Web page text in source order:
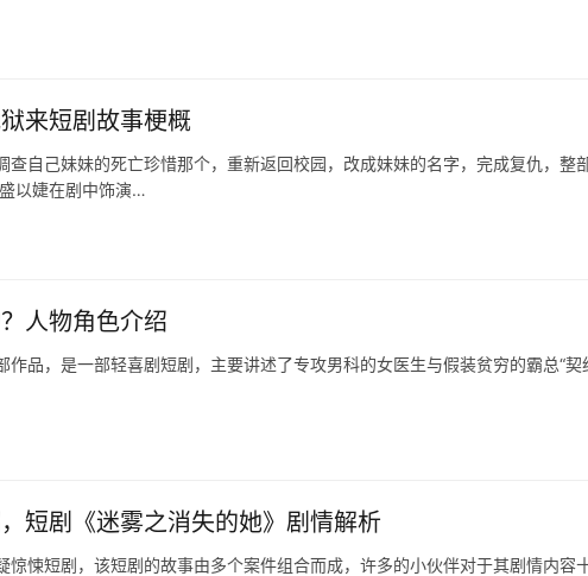
来短剧故事梗概
自己妹妹的死亡珍惜那个，重新返回校园，改成妹妹的名字，完成复仇，整
以婕在剧中饰演…
人物角色介绍
品，是一部轻喜剧短剧，主要讲述了专攻男科的女医生与假装贫穷的霸总“契
短剧《迷雾之消失的她》剧情解析
惊悚短剧，该短剧的故事由多个案件组合而成，许多的小伙伴对于其剧情内容